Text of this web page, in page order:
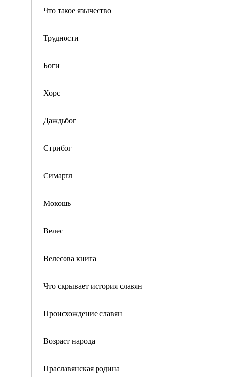
Что такое язычество
Трудности
Боги
Хорс
Даждьбог
Стрибог
Симаргл
Мокошь
Велес
Велесова книга
Что скрывает история славян
Происхождение славян
Возраст народа
Праславянская родина